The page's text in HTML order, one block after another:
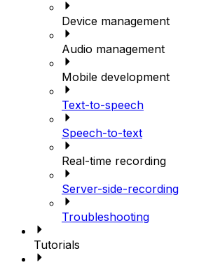
Device management
Audio management
Mobile development
Text-to-speech
Speech-to-text
Real-time recording
Server-side-recording
Troubleshooting
Tutorials